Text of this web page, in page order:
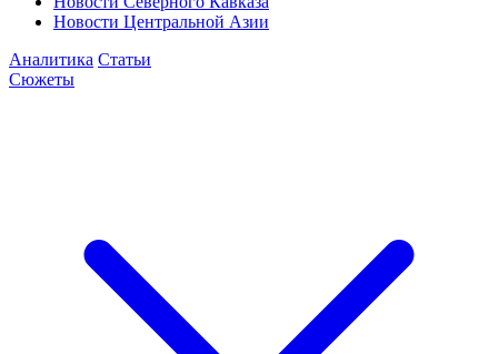
Новости Центральной Азии
Аналитика Статьи
Сюжеты